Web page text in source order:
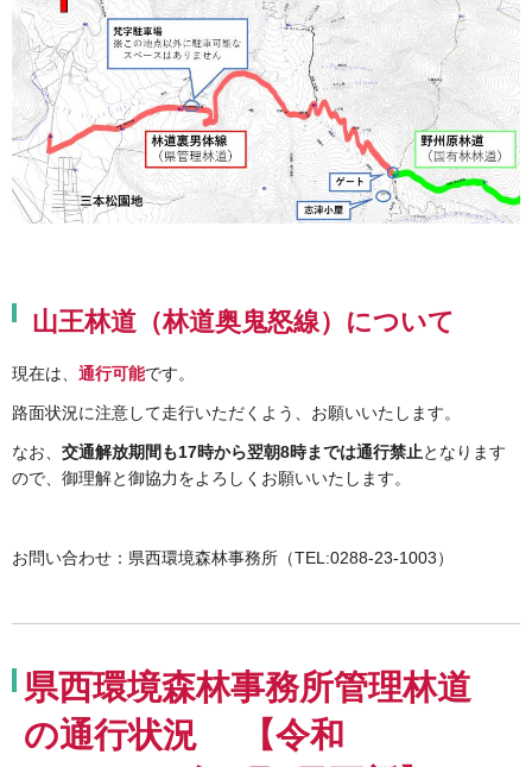
山王林道（林道奥鬼怒線）について
現在は、 通行可能です。
路面状況に注意して走行いただくよう、お願いいたします。
なお、 交通解放期間も17時から翌朝8時までは通行禁止となります
ので、御理解と御協力をよろしくお願いいたします。
お問い合わせ：県西環境森林事務所（TEL:0288-23-1003）
県西環境森林事務所管理林道
の通行状況
【令和